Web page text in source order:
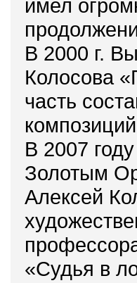
имел
В 2000 г.
Колосова
часть
В 2007
Золотым
Алексей
«Судья в